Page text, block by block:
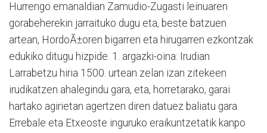
Hurrengo emanaldian Zamudio-Zugasti leinuaren
gorabeherekin jarraituko dugu eta, beste batzuen
artean, HordoÃ±oren bigarren eta hirugarren ezkontzak
edukiko ditugu hizpide. 1. argazki-oina: Irudian
Larrabetzu hiria 1500. urtean zelan izan zitekeen
irudikatzen ahalegindu gara, eta, horretarako, garai
hartako agirietan agertzen diren datuez baliatu gara.
Errebale eta Etxeoste inguruko eraikuntzetatik kanpo